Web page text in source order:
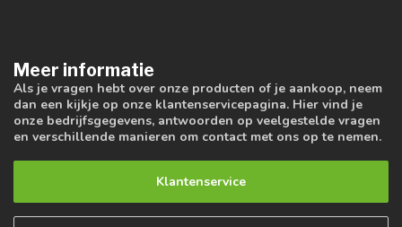
Meer informatie
Als je vragen hebt over onze producten of je aankoop, neem
dan een kijkje op onze klantenservicepagina. Hier vind je
onze bedrijfsgegevens, antwoorden op veelgestelde vragen
en verschillende manieren om contact met ons op te nemen.
Klantenservice